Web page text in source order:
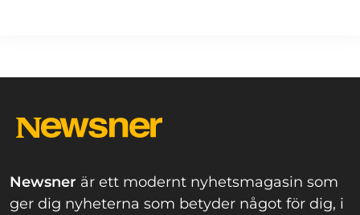
Newsner är ett modernt nyhetsmagasin som
ger dig nyheterna som betyder något för dig, i